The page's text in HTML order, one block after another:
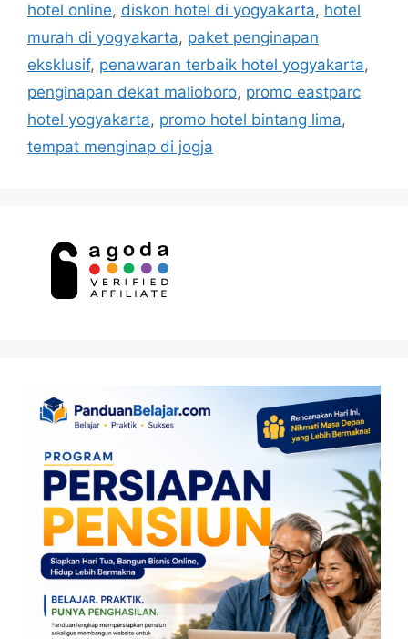
hotel online, diskon hotel di yogyakarta, hotel
murah di yogyakarta, paket penginapan
eksklusif, penawaran terbaik hotel yogyakarta,
penginapan dekat malioboro, promo eastparc
hotel yogyakarta, promo hotel bintang lima,
tempat menginap di jogja